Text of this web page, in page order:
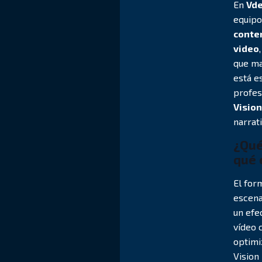
En
video
que
está
qué
El
un
vídeo
Vision